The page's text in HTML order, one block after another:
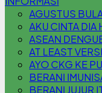
AGUSTUS
AKU CINTA DIA
ASEAN
AT LEAST
AYO CKG KE
BERANI
BERANI JUJUR